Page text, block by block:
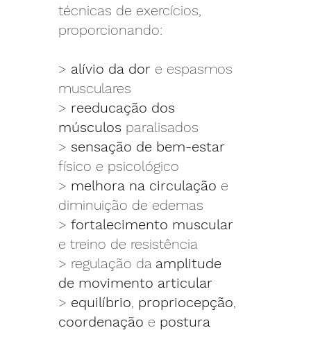
técnicas de exercícios,
proporcionando:
> alívio da dor e espasmos
musculares
> reeducação dos
músculos paralisados
> sensação de bem-estar
físico e psicológico
> melhora na circulação e
diminuição de edemas
> fortalecimento muscular
e treino de resistência
> regulação da amplitude
de movimento articular
> equilíbrio, propriocepção,
coordenação e postura